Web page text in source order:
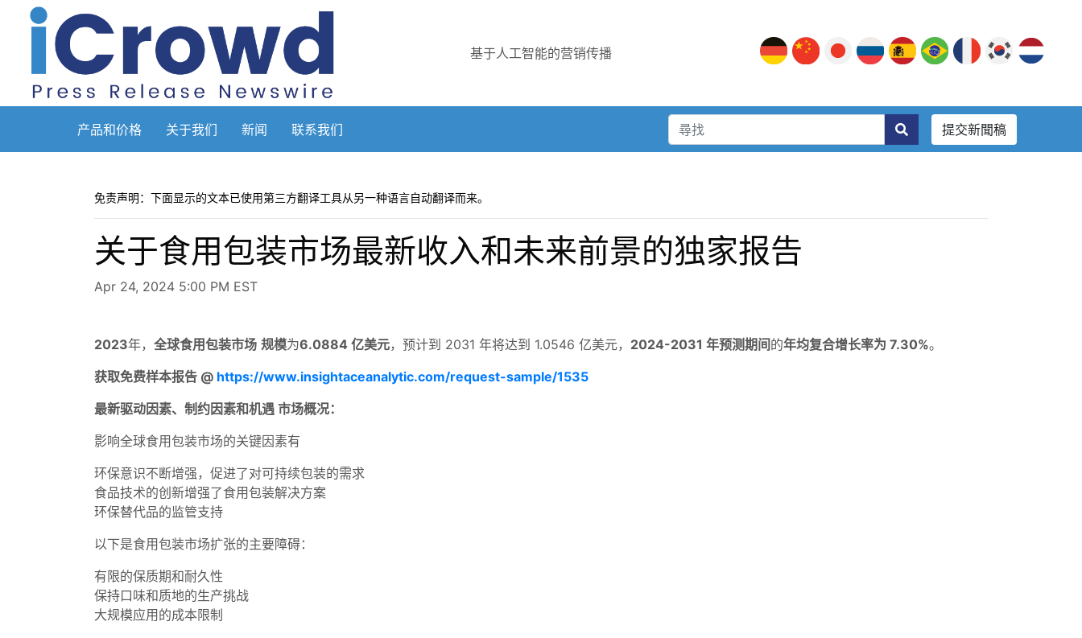
基于人工智能的营销传播
产品和价格 关于我们 新闻 联系我们 提交新聞稿
免责声明：下面显示的文本已使用第三方翻译工具从另一种语言自动翻译而来。
关于食用包装市场最新收入和未来前景的独家报告
Apr 24, 2024 5:00 PM EST
2023年， 全球食用包装市场 规模为6.0884 亿美元，预计到 2031 年将达到 1.0546 亿美元， 2024-2031 年预测期间的年均复合增长率为 7.30%。
获取免费样本报告 @ https://www.insightaceanalytic.com/request-sample/1535
最新驱动因素、制约因素和机遇 市场概况：
影响全球食用包装市场的关键因素有
环保意识不断增强，促进了对可持续包装的需求
食品技术的创新增强了食用包装解决方案
环保替代品的监管支持
以下是食用包装市场扩张的主要障碍：
有限的保质期和耐久性
保持口味和质地的生产挑战
大规模应用的成本限制